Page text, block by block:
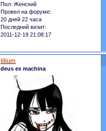
Пол: Женский
Провел на форуме:
20 дней 22 часа
Последний визит:
2011-12-19 21:08:17
lilium
deus ex machina